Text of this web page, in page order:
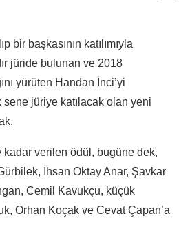
bir başkasının katılımıyla
jüride bulunan ve 2018
yürüten Handan İnci’yi
jüriye katılacak olan yeni
kadar verilen ödül, bugüne dek,
İhsan Oktay Anar, Şavkar
Cemil Kavukçu, küçük
Orhan Koçak ve Cevat Çapan’a